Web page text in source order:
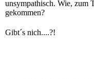
unsympathisch. Wie, zum
gekommen?
Gibt´s nich....?!